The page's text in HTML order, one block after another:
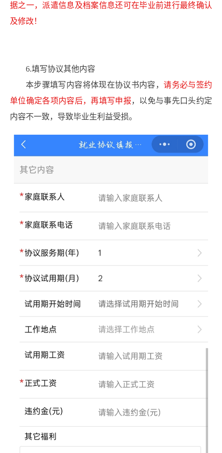
据之一，派遣信息及档案信息还可在毕业前进行最终确认
及修改！
6.填写协议其他内容
本步骤填写内容将体现在协议书内容，请务必与签约
单位确定各项内容后，再填写申报，以免与事先口头约定
内容不一致，导致毕业生利益受损。